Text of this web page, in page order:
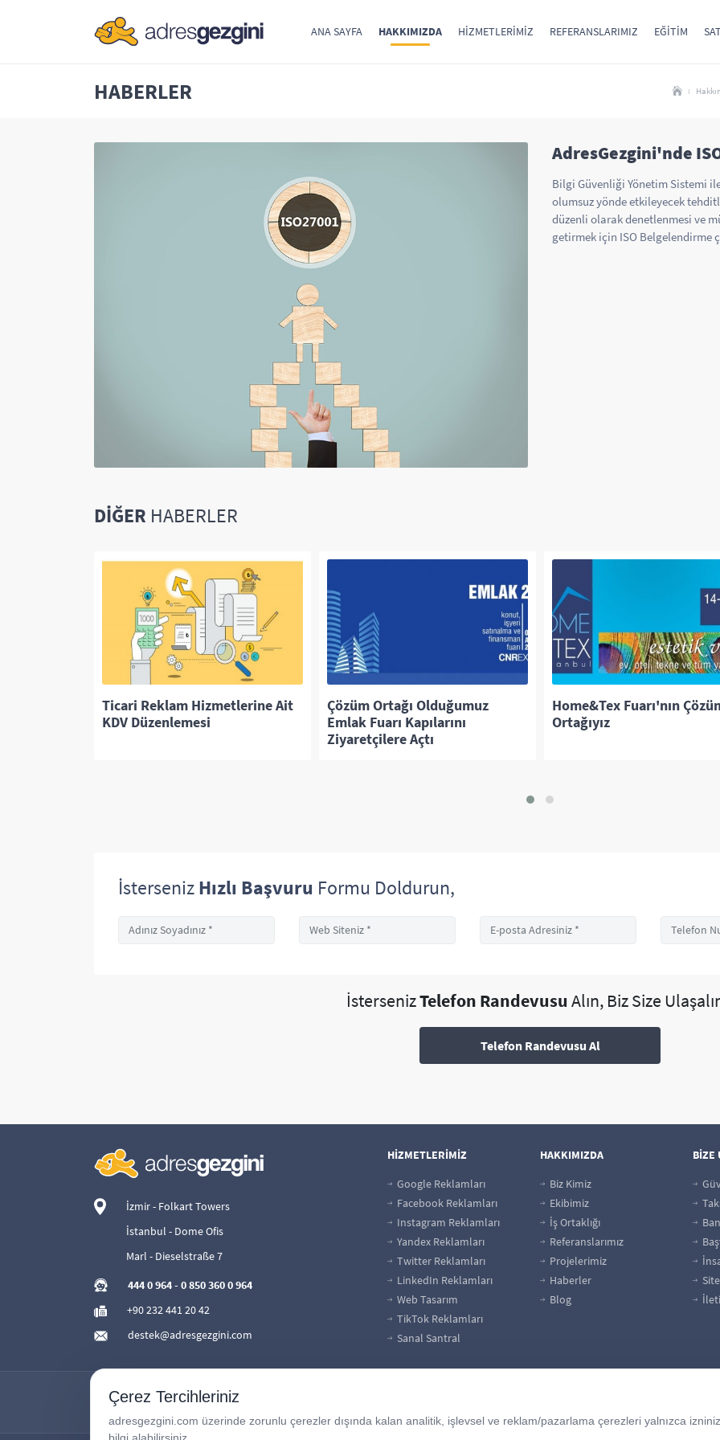
ANA SAYFA HAKKIMIZDA HIZMETLERIMIZ REFERANSLARIMIZ EĞITIM
HABERLER
AdresGezgini'nde
Bilgi Güvenliği Yönetim Sistemi
olumsuz yönde etkileyecek
düzenli olarak denetlenmesi ve
getirmek için ISO Belgelendirme
DIĞER HABERLER
Ticari Reklam Hizmetlerine Ait
KDV Düzenlemesi
Çözüm Ortağı Olduğumuz
Emlak Fuarı Kapılarını
Ziyaretçilere Açtı
Home&Tex Fuarı'nın
Ortağıyız
İstersenizHızlı Başvuru Formu Doldurun,
İstersenizTelefon Randevusu Alın, Biz Size
Telefon Randevusu Al
İzmir - Folkart Towers
İstanbul - Dome Ofis
Marl - Dieselstraße 7
444 0 964- 0 850 360 0 964
+90 232 441 20 42
destek@adresgezgini.com
HİZMETLERİMİZ
Google Reklamları
Facebook Reklamları
Instagram Reklamları
Yandex Reklamları
Twitter Reklamları
LinkedIn Reklamları
Web Tasarım
TikTok Reklamları
Sanal Santral
HAKKIMIZDA
Biz Kimiz
Ekibimiz
İş Ortaklığı
Referanslarımız
Projelerimiz
Haberler
Blog
BİZE
Çerez Tercihleriniz
adresgezgini.com üzerinde zorunlu çerezler dışında kalan analitik, işlevsel ve reklam/pazarlama çerezleri yalnızca